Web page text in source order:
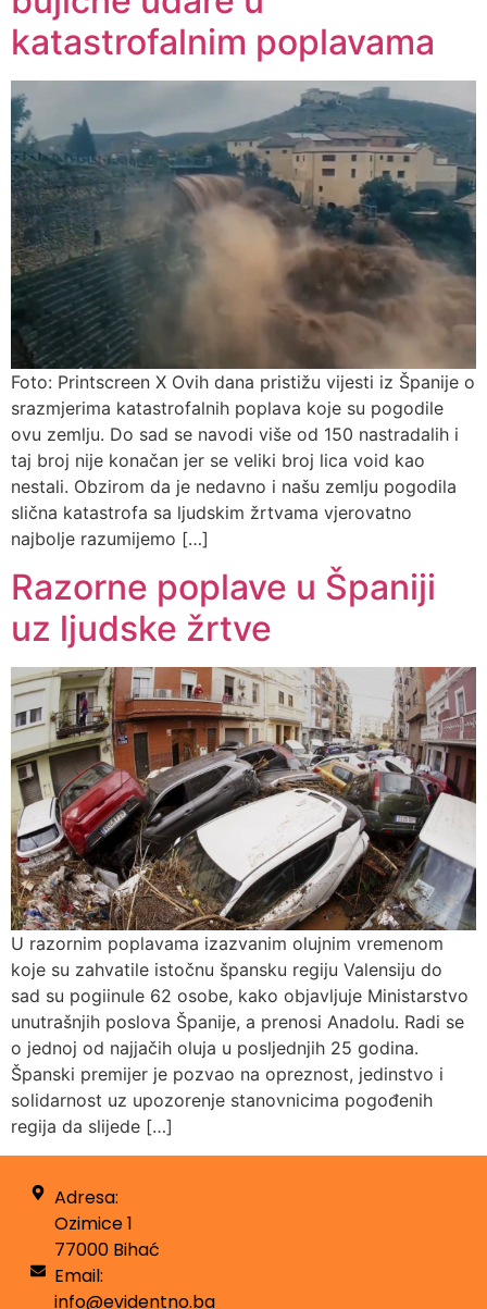
katastrofalnim poplavama
Foto: Printscreen X Ovih dana pristižu vijesti iz Španije o
srazmjerima katastrofalnih poplava koje su pogodile
ovu zemlju. Do sad se navodi više od 150 nastradalih i
taj broj nije konačan jer se veliki broj lica void kao
nestali. Obzirom da je nedavno i našu zemlju pogodila
slična katastrofa sa ljudskim žrtvama vjerovatno
najbolje razumijemo […]
Razorne poplave u Španiji
uz ljudske žrtve
U razornim poplavama izazvanim olujnim vremenom
koje su zahvatile istočnu špansku regiju Valensiju do
sad su pogiinule 62 osobe, kako objavljuje Ministarstvo
unutrašnjih poslova Španije, a prenosi Anadolu. Radi se
o jednoj od najjačih oluja u posljednjih 25 godina.
Španski premijer je pozvao na opreznost, jedinstvo i
solidarnost uz upozorenje stanovnicima pogođenih
regija da slijede […]
Adresa:
Ozimice 1
77000 Bihać
Email:
info@evidentno.ba